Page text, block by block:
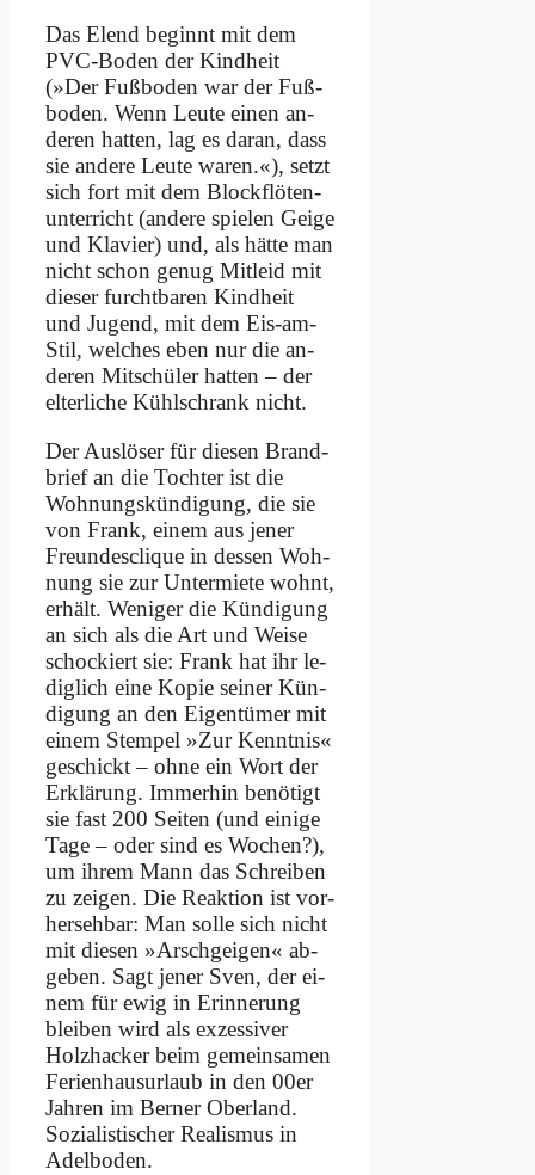
Das Elend be­ginnt mit dem
PVC-Bo­den der Kind­heit
(»Der Fuß­bo­den war der Fuß­
bo­den. Wenn Leu­te ei­nen an­
de­ren hat­ten, lag es dar­an, dass
sie an­de­re Leu­te wa­ren.«), setzt
sich fort mit dem Block­flö­ten­
un­ter­richt (an­de­re spie­len Gei­ge
und Kla­vier) und, als hät­te man
nicht schon ge­nug Mit­leid mit
die­ser furcht­ba­ren Kind­heit
und Ju­gend, mit dem Eis-am-
Stil, wel­ches eben nur die an­
de­ren Mit­schü­ler hat­ten – der
el­ter­li­che Kühl­schrank nicht.
Der Aus­lö­ser für die­sen Brand­
brief an die Toch­ter ist die
Woh­nungs­kün­di­gung, die sie
von Frank, ei­nem aus je­ner
Freun­des­cli­que in des­sen Woh­
nung sie zur Un­ter­mie­te wohnt,
er­hält. We­ni­ger die Kün­di­gung
an sich als die Art und Wei­se
schockiert sie: Frank hat ihr le­
dig­lich ei­ne Ko­pie sei­ner Kün­
di­gung an den Ei­gen­tü­mer mit
ei­nem Stem­pel »Zur Kennt­nis«
ge­schickt – oh­ne ein Wort der
Er­klä­rung. Im­mer­hin be­nö­tigt
sie fast 200 Sei­ten (und ei­ni­ge
Ta­ge – oder sind es Wo­chen?),
um ih­rem Mann das Schrei­ben
zu zei­gen. Die Re­ak­ti­on ist vor­
her­seh­bar: Man sol­le sich nicht
mit die­sen »Arsch­gei­gen« ab­
ge­ben. Sagt je­ner Sven, der ei­
nem für ewig in Er­in­ne­rung
blei­ben wird als ex­zes­si­ver
Holz­hacker beim ge­mein­sa­men
Fe­ri­en­haus­ur­laub in den 00er
Jah­ren im Ber­ner Ober­land.
So­zia­li­sti­scher Rea­lis­mus in
Adel­bo­den.